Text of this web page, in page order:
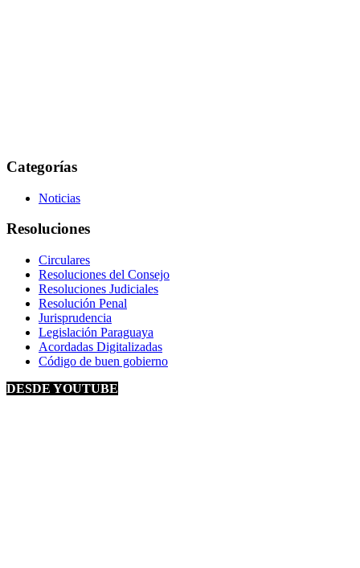
Categorías
Noticias
Resoluciones
Circulares
Resoluciones del Consejo
Resoluciones Judiciales
Resolución Penal
Jurisprudencia
Legislación Paraguaya
Acordadas Digitalizadas
Código de buen gobierno
DESDE YOUTUBE